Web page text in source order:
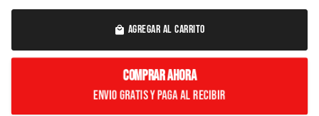
local_mall AGREGAR AL CARRITO
COMPRAR AHORA
Envio Gratis y paga al recibir